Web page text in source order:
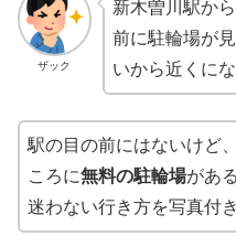
ザック
新木曽川駅か
前に駐輪場が
いから近くに
駅の目の前にはないけど
ころに無料の駐輪場があ
迷わない行き方を写真付